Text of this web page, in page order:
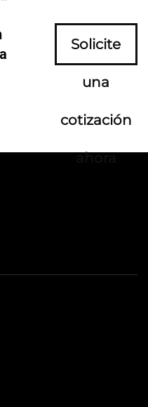
Solicite
una
cotización
ahora